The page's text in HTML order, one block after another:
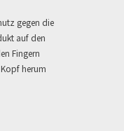
gegen die
auf den
Fingern
herum